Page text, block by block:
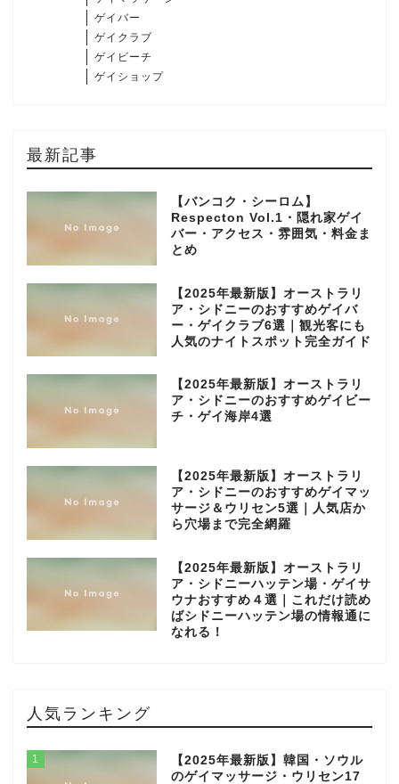
ゲイバー
ゲイクラブ
ゲイビーチ
ゲイショップ
最新記事
【バンコク・シーロム】
Respecton Vol.1・隠れ家ゲイ
バー・アクセス・雰囲気・料金ま
とめ
【2025年最新版】オーストラリ
ア・シドニーのおすすめゲイバ
ー・ゲイクラブ6選｜観光客にも
人気のナイトスポット完全ガイド
【2025年最新版】オーストラリ
ア・シドニーのおすすめゲイビー
チ・ゲイ海岸4選
【2025年最新版】オーストラリ
ア・シドニーのおすすめゲイマッ
サージ＆ウリセン5選｜人気店か
ら穴場まで完全網羅
【2025年最新版】オーストラリ
ア・シドニーハッテン場・ゲイサ
ウナおすすめ４選｜これだけ読め
ばシドニーハッテン場の情報通に
なれる！
人気ランキング
1
【2025年最新版】韓国・ソウル
のゲイマッサージ・ウリセン17